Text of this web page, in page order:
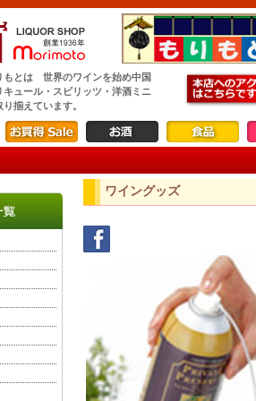
もとは 世界のワインを始め中国
ュール・スピリッツ・洋酒ミニ
揃えています。
ワイングッズ